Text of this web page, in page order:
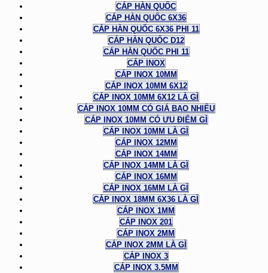
CÁP HÀN QUỐC
CÁP HÀN QUỐC 6X36
CÁP HÀN QUỐC 6X36 PHI 11
CÁP HÀN QUỐC D12
CÁP HÀN QUỐC PHI 11
CÁP INOX
CÁP INOX 10MM
CÁP INOX 10MM 6X12
CÁP INOX 10MM 6X12 LÀ GÌ
CÁP INOX 10MM CÓ GIÁ BAO NHIÊU
CÁP INOX 10MM CÓ ƯU ĐIỂM GÌ
CÁP INOX 10MM LÀ GÌ
CÁP INOX 12MM
CÁP INOX 14MM
CÁP INOX 14MM LÀ GÌ
CÁP INOX 16MM
CÁP INOX 16MM LÀ GÌ
CÁP INOX 18MM 6X36 LÀ GÌ
CÁP INOX 1MM
CÁP INOX 201
CÁP INOX 2MM
CÁP INOX 2MM LÀ GÌ
CÁP INOX 3
CÁP INOX 3.5MM